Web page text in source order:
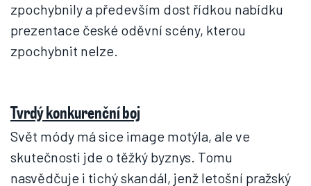
zpochybnily a především dost řídkou nabídku
prezentace české oděvní scény, kterou
zpochybnit nelze.
Tvrdý konkurenční boj
Svět módy má sice image motýla, ale ve
skutečnosti jde o těžký byznys. Tomu
nasvědčuje i tichý skandál, jenž letošní pražský